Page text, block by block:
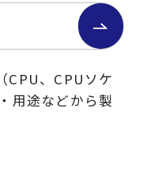
CPU、CPUソケ
用途などから製